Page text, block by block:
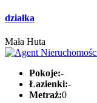
działka
Mała Huta
Pokoje:-
Łazienki:-
Metraż:0